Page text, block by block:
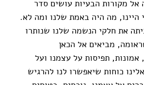
אל מקורות הבעיות עושים סדר
היינו, מה היה באמת שלנו ומה לא.
את חלקי הנשמה שלנו שנותרו
מביאים אל הכאן
אמונות, תפיסות על עצמנו ועל
כוחות שיאפשרו לנו להרגיש